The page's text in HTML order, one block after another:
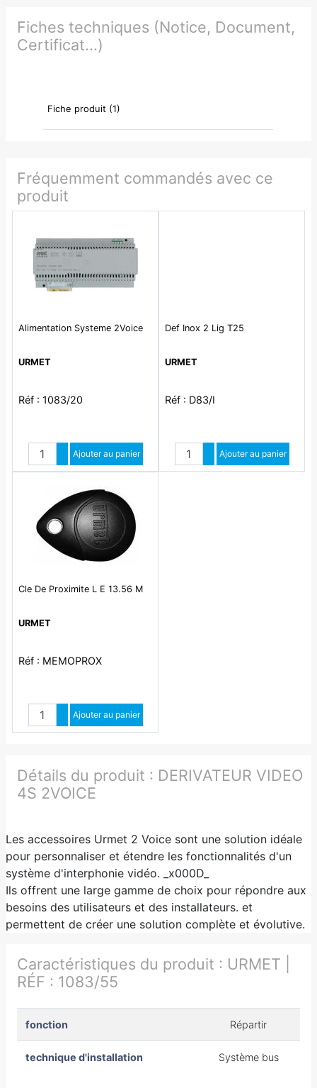
Fiches techniques (Notice, Document,
Certificat...)
Fiche produit (1)
Fréquemment commandés avec ce
produit
Alimentation Systeme 2Voice
URMET
Réf : 1083/20
Quantité
Augmenter quantité
Diminuer quantité
Ajouter au panier
Def Inox 2 Lig T25
URMET
Réf : D83/I
Quantité
Augmenter quantité
Diminuer quantité
Ajouter au panier
Cle De Proximite L E 13.56 M
URMET
Réf : MEMOPROX
Quantité
Augmenter quantité
Diminuer quantité
Ajouter au panier
Détails du produit : DERIVATEUR VIDEO
4S 2VOICE
Les accessoires Urmet 2 Voice sont une solution idéale
pour personnaliser et étendre les fonctionnalités d'un
système d'interphonie vidéo. _x000D_
Ils offrent une large gamme de choix pour répondre aux
besoins des utilisateurs et des installateurs. et
permettent de créer une solution complète et évolutive.
Caractéristiques du produit : URMET |
RÉF : 1083/55
fonction Répartir
technique d'installation Système bus